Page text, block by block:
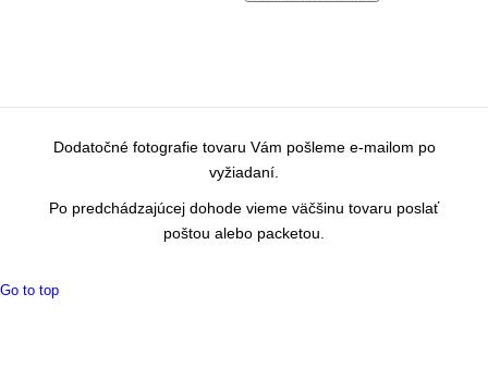
Dodatočné fotografie tovaru Vám pošleme e-mailom po
vyžiadaní.
Po predchádzajúcej dohode vieme väčšinu tovaru poslať
poštou alebo packetou.
Go to top